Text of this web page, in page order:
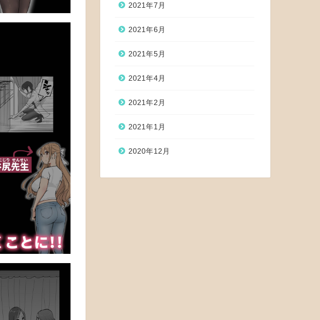
2021年7月
2021年6月
2021年5月
2021年4月
2021年2月
2021年1月
2020年12月